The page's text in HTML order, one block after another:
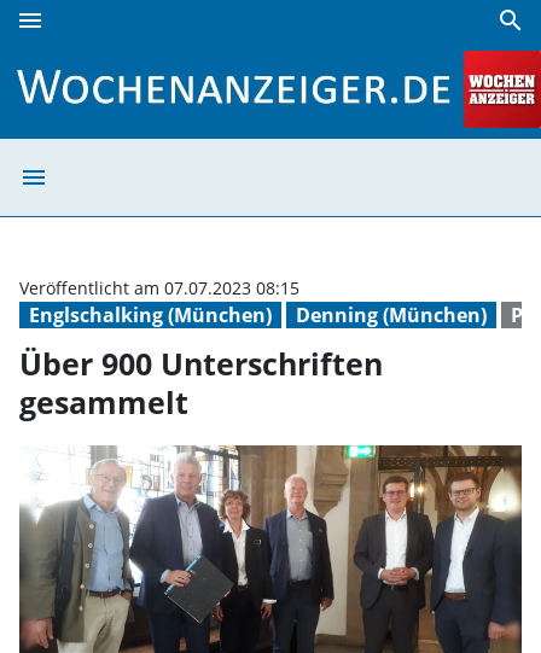
menu search
menu
Englschalking (München) Denning (München)
Veröffentlicht am 07.07.2023 08:15
Über 900 Unterschriften
gesammelt